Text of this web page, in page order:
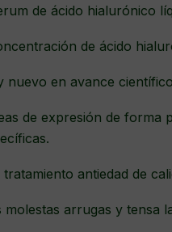
de ácido hialurónico
de ácido
nuevo en avance
de expresión de
antiedad de
molestas arrugas y tensa